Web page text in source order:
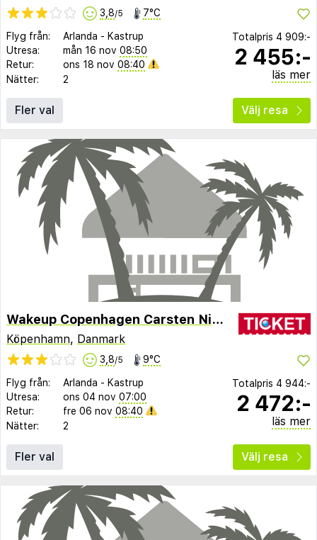
3,8/5 7°C
Flyg från: Arlanda - Kastrup
Utresa:
mån 16 nov 08:50
Retur:
ons 18 nov 08:40
Nätter:
2
Totalpris 4 909:-
2 455:-
läs mer
Fler val Välj resa
Wakeup Copenhagen Carsten Niebuhrs Gade
Köpenhamn, Danmark
3,8/5 9°C
Flyg från: Arlanda - Kastrup
Utresa:
ons 04 nov 07:00
Retur:
fre 06 nov 08:40
Nätter:
2
Totalpris 4 944:-
2 472:-
läs mer
Fler val Välj resa